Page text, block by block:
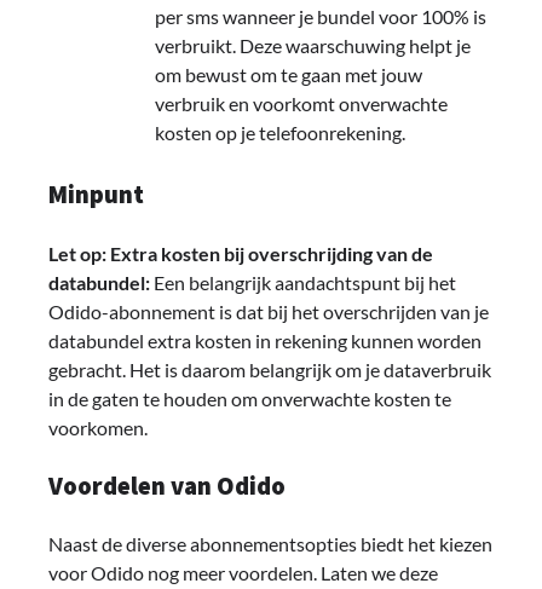
per sms wanneer je bundel voor 100% is
verbruikt. Deze waarschuwing helpt je
om bewust om te gaan met jouw
verbruik en voorkomt onverwachte
kosten op je telefoonrekening.
Minpunt
Let op: Extra kosten bij overschrijding van de
databundel: Een belangrijk aandachtspunt bij het
Odido-abonnement is dat bij het overschrijden van je
databundel extra kosten in rekening kunnen worden
gebracht. Het is daarom belangrijk om je dataverbruik
in de gaten te houden om onverwachte kosten te
voorkomen.
Voordelen van Odido
Naast de diverse abonnementsopties biedt het kiezen
voor Odido nog meer voordelen. Laten we deze